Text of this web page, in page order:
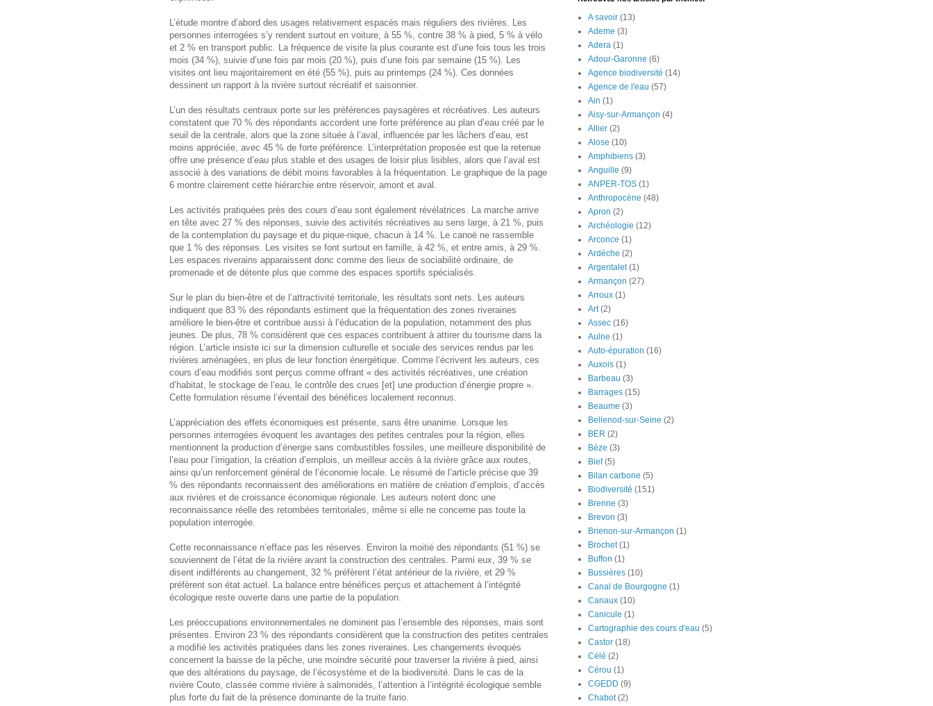
L’étude montre d’abord des usages relativement espacés mais réguliers des rivières. Les
personnes interrogées s’y rendent surtout en voiture, à 55 %, contre 38 % à pied, 5 % à vélo
et 2 % en transport public. La fréquence de visite la plus courante est d’une fois tous les trois
mois (34 %), suivie d’une fois par mois (20 %), puis d’une fois par semaine (15 %). Les
visites ont lieu majoritairement en été (55 %), puis au printemps (24 %). Ces données
dessinent un rapport à la rivière surtout récréatif et saisonnier.
L’un des résultats centraux porte sur les préférences paysagères et récréatives. Les auteurs
constatent que 70 % des répondants accordent une forte préférence au plan d’eau créé par le
seuil de la centrale, alors que la zone située à l’aval, influencée par les lâchers d’eau, est
moins appréciée, avec 45 % de forte préférence. L’interprétation proposée est que la retenue
offre une présence d’eau plus stable et des usages de loisir plus lisibles, alors que l’aval est
associé à des variations de débit moins favorables à la fréquentation. Le graphique de la page
6 montre clairement cette hiérarchie entre réservoir, amont et aval.
Les activités pratiquées près des cours d’eau sont également révélatrices. La marche arrive
en tête avec 27 % des réponses, suivie des activités récréatives au sens large, à 21 %, puis
de la contemplation du paysage et du pique-nique, chacun à 14 %. Le canoë ne rassemble
que 1 % des réponses. Les visites se font surtout en famille, à 42 %, et entre amis, à 29 %.
Les espaces riverains apparaissent donc comme des lieux de sociabilité ordinaire, de
promenade et de détente plus que comme des espaces sportifs spécialisés.
Sur le plan du bien-être et de l’attractivité territoriale, les résultats sont nets. Les auteurs
indiquent que 83 % des répondants estiment que la fréquentation des zones riveraines
améliore le bien-être et contribue aussi à l’éducation de la population, notamment des plus
jeunes. De plus, 78 % considèrent que ces espaces contribuent à attirer du tourisme dans la
région. L’article insiste ici sur la dimension culturelle et sociale des services rendus par les
rivières aménagées, en plus de leur fonction énergétique. Comme l’écrivent les auteurs, ces
cours d’eau modifiés sont perçus comme offrant « des activités récréatives, une création
d’habitat, le stockage de l’eau, le contrôle des crues [et] une production d’énergie propre ».
Cette formulation résume l’éventail des bénéfices localement reconnus.
L’appréciation des effets économiques est présente, sans être unanime. Lorsque les
personnes interrogées évoquent les avantages des petites centrales pour la région, elles
mentionnent la production d’énergie sans combustibles fossiles, une meilleure disponibilité de
l’eau pour l’irrigation, la création d’emplois, un meilleur accès à la rivière grâce aux routes,
ainsi qu’un renforcement général de l’économie locale. Le résumé de l’article précise que 39
% des répondants reconnaissent des améliorations en matière de création d’emplois, d’accès
aux rivières et de croissance économique régionale. Les auteurs notent donc une
reconnaissance réelle des retombées territoriales, même si elle ne concerne pas toute la
population interrogée.
Cette reconnaissance n’efface pas les réserves. Environ la moitié des répondants (51 %) se
souviennent de l’état de la rivière avant la construction des centrales. Parmi eux, 39 % se
disent indifférents au changement, 32 % préfèrent l’état antérieur de la rivière, et 29 %
préfèrent son état actuel. La balance entre bénéfices perçus et attachement à l’intégrité
écologique reste ouverte dans une partie de la population.
Les préoccupations environnementales ne dominent pas l’ensemble des réponses, mais sont
présentes. Environ 23 % des répondants considèrent que la construction des petites centrales
a modifié les activités pratiquées dans les zones riveraines. Les changements évoqués
concernent la baisse de la pêche, une moindre sécurité pour traverser la rivière à pied, ainsi
que des altérations du paysage, de l’écosystème et de la biodiversité. Dans le cas de la
rivière Couto, classée comme rivière à salmonidés, l’attention à l’intégrité écologique semble
plus forte du fait de la présence dominante de la truite fario.
A savoir (13)
Ademe (3)
Adera (1)
Adour-Garonne (6)
Agence biodiversité (14)
Agence de l'eau (57)
Ain (1)
Aisy-sur-Armançon (4)
Allier (2)
Alose (10)
Amphibiens (3)
Anguille (9)
ANPER-TOS (1)
Anthropocène (48)
Apron (2)
Archéologie (12)
Arconce (1)
Ardèche (2)
Argentalet (1)
Armançon (27)
Arroux (1)
Art (2)
Assec (16)
Aulne (1)
Auto-épuration (16)
Auxois (1)
Barbeau (3)
Barrages (15)
Beaume (3)
Bellenod-sur-Seine (2)
BER (2)
Bèze (3)
Bief (5)
Bilan carbone (5)
Biodiversité (151)
Brenne (3)
Brevon (3)
Brienon-sur-Armançon (1)
Brochet (1)
Buffon (1)
Bussières (10)
Canal de Bourgogne (1)
Canaux (10)
Canicule (1)
Cartographie des cours d'eau (5)
Castor (18)
Célé (2)
Cérou (1)
CGEDD (9)
Chabot (2)